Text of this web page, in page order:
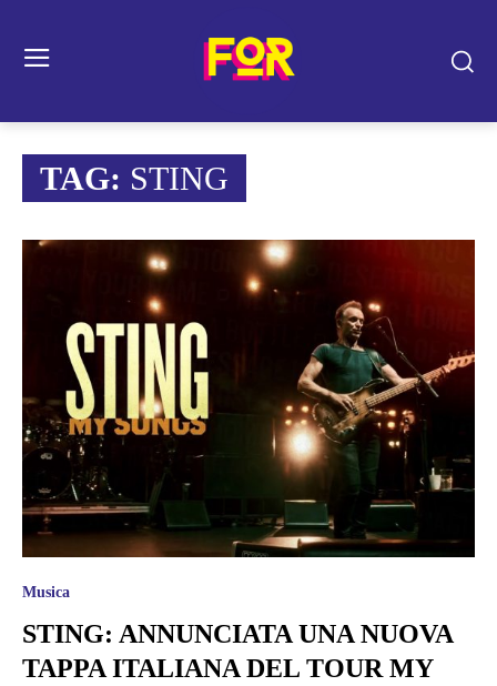
TAG: STING
Musica
STING: ANNUNCIATA UNA NUOVA
TAPPA ITALIANA DEL TOUR MY